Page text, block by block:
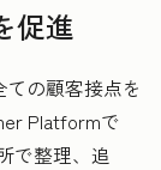
促進
の顧客接点を
Platformで
で整理、追